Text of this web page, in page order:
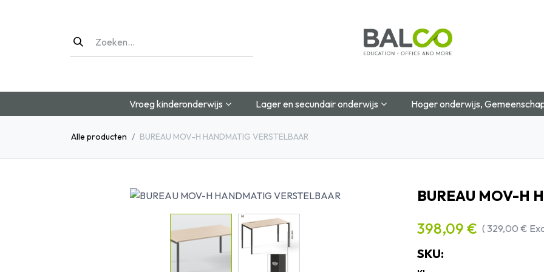
Vroeg kinderonderwijs Lager en secundair onderwijs Hoger onderwijs,
Alle producten BUREAU MOV-H HANDMATIG VERSTELBAAR
BUREAU MOV-H
398,09 € (329,00 €
SKU: